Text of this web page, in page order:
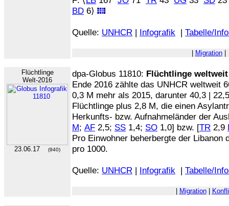
BD 6⟩
Quelle: UNHCR | Infografik | Tabelle/
Migration|
Flüchtlinge
Welt-2016
23.06.17 (940)
dpa-Globus 11810: Flüchtlinge weltweit
Ende 2016 zählte das UNHCR weltweit
0,3 M mehr als 2015, darunter 40,3 |
Flüchtlinge plus 2,8 M, die einen
Herkunfts- bzw. Aufnahmeländer der
M; AF 2,5; SS 1,4; SO 1,0] bzw. [TR 2,9
Pro Einwohner beherbergte der Libanon
pro 1000.
Quelle: UNHCR | Infografik | Tabelle/
Migration|